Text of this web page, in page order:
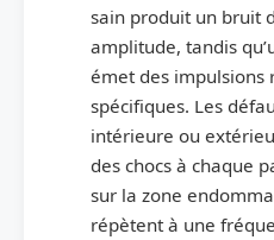
sain produit un bruit
amplitude, tandis
émet des impulsions
spécifiques. Les
intérieure ou
des chocs à chaque
sur la zone
répètent à une